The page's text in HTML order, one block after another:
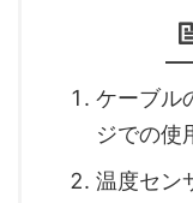
ケーブル
ジでの使
温度セン